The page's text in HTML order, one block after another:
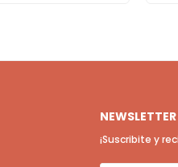
NEWSLETTER
¡Suscribite y